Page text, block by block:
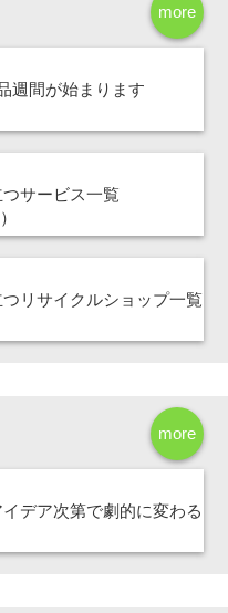
more
週間が始まります
サービス一覧
リサイクルショップ一覧
more
デア次第で劇的に変わる